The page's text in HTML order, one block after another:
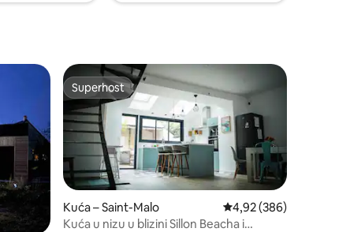
Superhost
Superhost
Kuća – Saint-Malo Prosječna ocjena:
4,92 (386)
Kuća u nizu u blizini Sillon Beacha i